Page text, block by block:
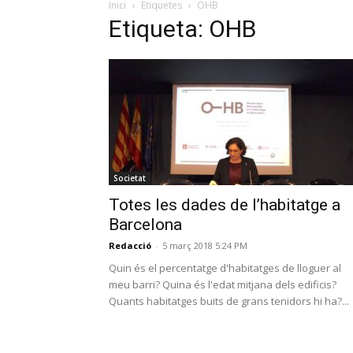
Inici Etiquetes OHB
Etiqueta: OHB
Societat
Totes les dades de l’habitatge a
Barcelona
Redacció - 5 març 2018 5:24 PM
Quin és el percentatge d'habitatges de lloguer al
meu barri? Quina és l'edat mitjana dels edificis?
Quants habitatges buits de grans tenidors hi ha?...